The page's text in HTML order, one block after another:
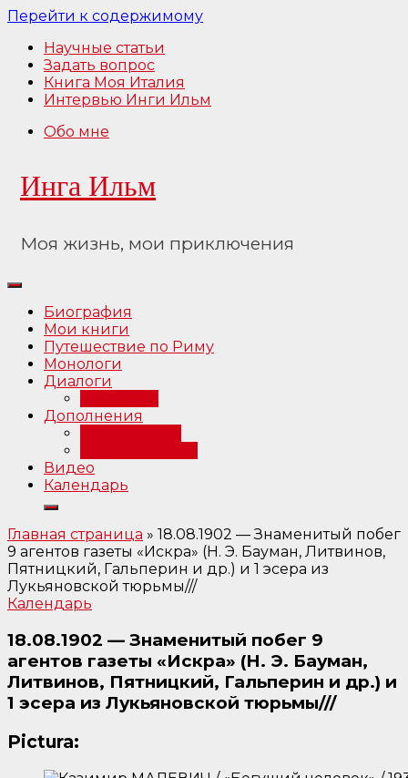
Перейти к содержимому
Научные статьи
Задать вопрос
Книга Моя Италия
Интервью Инги Ильм
Обо мне
Инга Ильм
Моя жизнь, мои приключения
Биография
Мои книги
Путешествие по Риму
Монологи
Диалоги
Дополнения
Видео
Календарь
Главная страница » 18.08.1902 — Знаменитый побег
9 агентов газеты «Искра» (Н. Э. Бауман, Литвинов,
Пятницкий, Гальперин и др.) и 1 эсера из
Лукьяновской тюрьмы///
Календарь
18.08.1902 — Знаменитый побег 9
агентов газеты «Искра» (Н. Э. Бауман,
Литвинов, Пятницкий, Гальперин и др.) и
1 эсера из Лукьяновской тюрьмы///
Pictura: